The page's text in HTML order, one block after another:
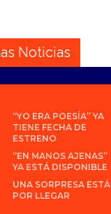
Noticias
“YO ERA POESÍA” YA
TIENE FECHA DE
ESTRENO
“EN MANOS AJENAS”
YA ESTÁ DISPONIBLE
UNA SORPRESA ESTÁ
POR LLEGAR